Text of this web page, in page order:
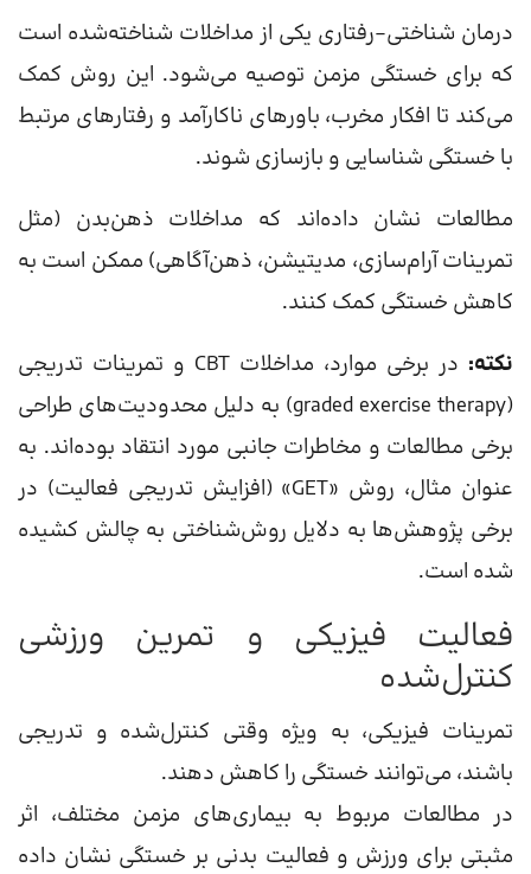
درمان شناختی–رفتاری یکی از مداخلات شناخته‌شده است
که برای خستگی مزمن توصیه می‌شود. این روش کمک
می‌کند تا افکار مخرب، باورهای ناکارآمد و رفتارهای مرتبط
با خستگی شناسایی و بازسازی شوند.
مطالعات نشان داده‌اند که مداخلات ذهن‌بدن (مثل
تمرینات آرام‌سازی، مدیتیشن، ذهن‌آگاهی) ممکن است به
کاهش خستگی کمک کنند.
نکته:
در برخی موارد، مداخلات CBT و تمرینات تدریجی
(graded exercise therapy) به دلیل محدودیت‌های طراحی
برخی مطالعات و مخاطرات جانبی مورد انتقاد بوده‌اند. به
عنوان مثال، روش «GET» (افزایش تدریجی فعالیت) در
برخی پژوهش‌ها به دلایل روش‌شناختی به چالش کشیده
شده است.
فعالیت فیزیکی و تمرین ورزشی
کنترل‌شده
تمرینات فیزیکی، به ویژه وقتی کنترل‌شده و تدریجی
باشند، می‌توانند خستگی را کاهش دهند.
در مطالعات مربوط به بیماری‌های مزمن مختلف، اثر
مثبتی برای ورزش و فعالیت بدنی بر خستگی نشان داده